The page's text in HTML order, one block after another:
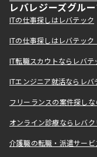
レバレジーズグル
ITの仕事探しはレバテック
ITの仕事探しはレバテック
IT転職スカウトならレバテ
ITエンジニア就活ならレバ
フリーランスの案件探し
オンライン診療ならレバク
介護職の転職・派遣サー